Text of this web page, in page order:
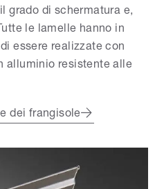
grado di schermatura e,
le lamelle hanno in
essere realizzate con
alluminio resistente alle
dei frangisole